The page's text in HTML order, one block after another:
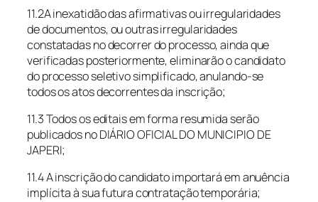
11.2A inexatidão das afirmativas ou irregularidades
de documentos, ou outras irregularidades
constatadas no decorrer do processo, ainda que
verificadas posteriormente, eliminarão o candidato
do processo seletivo simplificado, anulando-se
todos os atos decorrentes da inscrição;
11.3 Todos os editais em forma resumida serão
publicados no DIÁRIO OFICIAL DO MUNICIPIO DE
JAPERI;
11.4 A inscrição do candidato importará em anuência
implícita à sua futura contratação temporária;